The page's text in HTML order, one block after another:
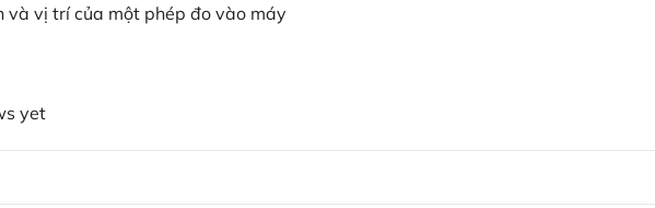
và vị trí của một phép đo vào máy
yet